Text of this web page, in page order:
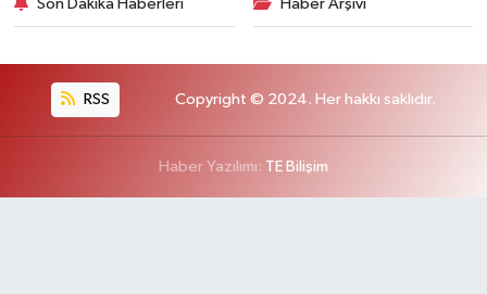
Son Dakika Haberleri Haber Arşivi
RSS Copyright © 2024. Her hakkı saklıdır.
Haber Yazılımı: TE Bilişim